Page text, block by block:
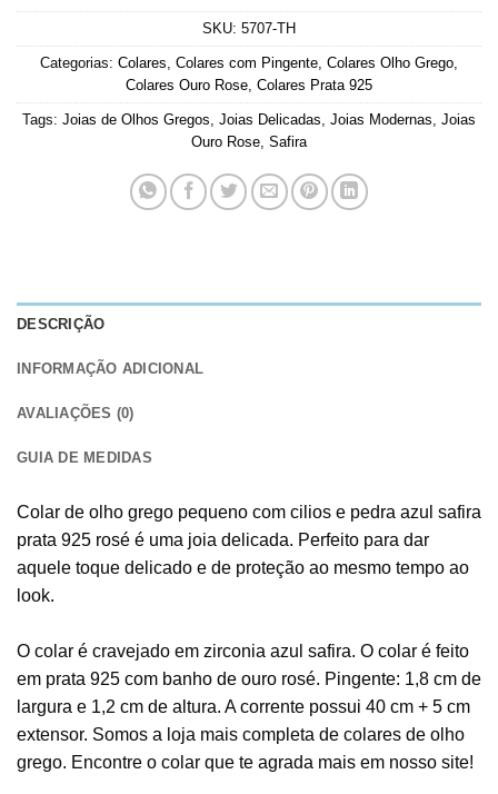
SKU: 5707-TH
Categorias: Colares, Colares com Pingente, Colares Olho Grego,
Colares Ouro Rose, Colares Prata 925
Tags: Joias de Olhos Gregos, Joias Delicadas, Joias Modernas, Joias
Ouro Rose, Safira
DESCRIÇÃO
INFORMAÇÃO ADICIONAL
AVALIAÇÕES (0)
GUIA DE MEDIDAS
Colar de olho grego pequeno com cilios e pedra azul safira
prata 925 rosé é uma joia delicada. Perfeito para dar
aquele toque delicado e de proteção ao mesmo tempo ao
look.
O colar é cravejado em zirconia azul safira. O colar é feito
em prata 925 com banho de ouro rosé. Pingente: 1,8 cm de
largura e 1,2 cm de altura. A corrente possui 40 cm + 5 cm
extensor. Somos a loja mais completa de colares de olho
grego. Encontre o colar que te agrada mais em nosso site!